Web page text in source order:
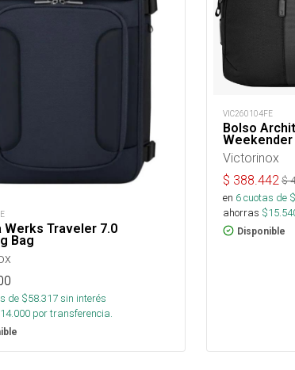
Werks Traveler 7.0
Bag
de $58.317sin interés
14.000 por transferencia.
VIC260104FE
Bolso
Weekender
Victorinox
$ 388.442 $
en 6cuotas de $
ahorras $
Disponible